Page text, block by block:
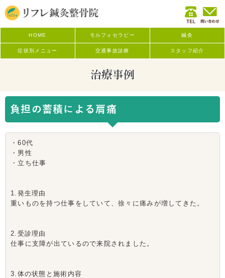
HOME モルフォセラピー 鍼灸
症状別メニュー 交通事故診療 スタッフ紹介
治療事例
負担の蓄積による肩痛
・60代
・男性
・立ち仕事
1.発生理由
重いものを持つ仕事をしていて、徐々に痛みが増してきた。
2.受診理由
仕事に支障が出ているので来院されました。
3.体の状態と施術内容